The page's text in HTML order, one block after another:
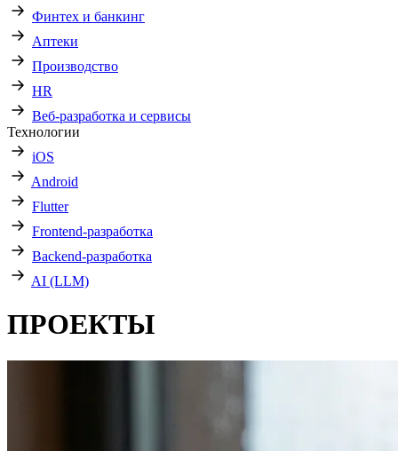
Финтех и банкинг
Аптеки
Производство
HR
Веб-разработка и сервисы
Технологии
iOS
Android
Flutter
Frontend-разработка
Backend-разработка
AI (LLM)
ПРОЕКТЫ